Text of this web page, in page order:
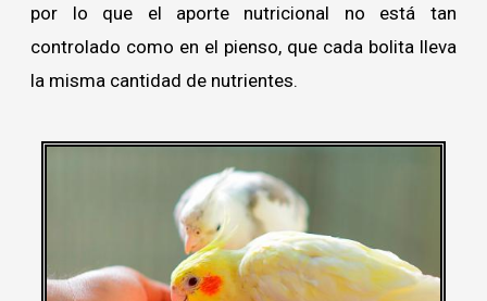
por lo que el aporte nutricional no está tan
controlado como en el pienso, que cada bolita lleva
la misma cantidad de nutrientes.